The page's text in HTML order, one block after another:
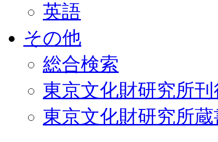
英語
その他
総合検索
東京文化財研究所
東京文化財研究所